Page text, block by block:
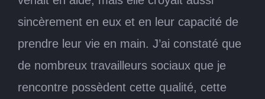
sincèrement en eux et en leur capacité de
prendre leur vie en main. J’ai constaté que
de nombreux travailleurs sociaux que je
rencontre possèdent cette qualité, cette